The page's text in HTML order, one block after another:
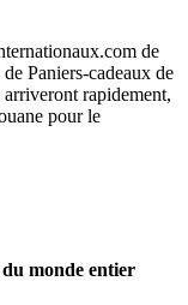
de
Paniers-cadeaux de
rapidement,
pour le
monde entier